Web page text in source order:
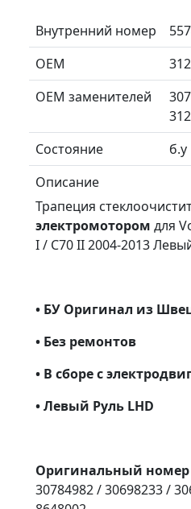
Внутренний номер
ОЕМ
ОЕМ заменителей
Состояние
б.у
Описание
Трапеция
электромотором для
I / C70 II 2004-2013
• БУ Оригинал из
• Без ремонтов
• В сборе с
• Левый Руль LHD
Оригинальный номер
30784982 / 30698233 /